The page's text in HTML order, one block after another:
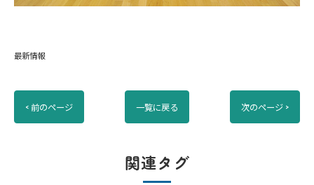
最新情報
< 前のページ 一覧に戻る 次のページ >
関連タグ